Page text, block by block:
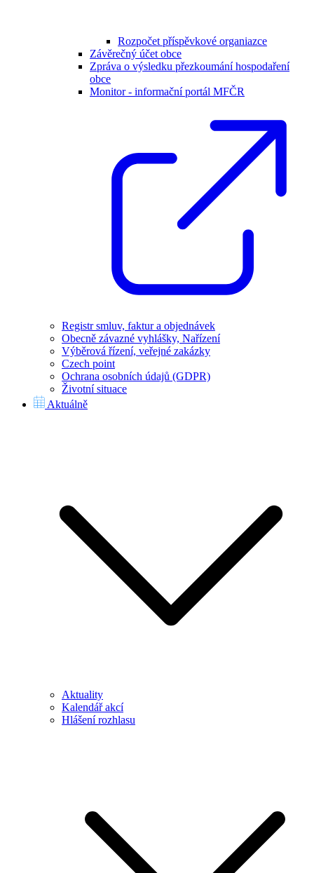
Rozpočet příspěvkové organiazce
Závěrečný účet obce
Zpráva o výsledku přezkoumání hospodaření
obce
Monitor - informační portál MFČR
Registr smluv, faktur a objednávek
Obecně závazné vyhlášky, Nařízení
Výběrová řízení, veřejné zakázky
Czech point
Ochrana osobních údajů (GDPR)
Životní situace
Aktuálně
Aktuality
Kalendář akcí
Hlášení rozhlasu